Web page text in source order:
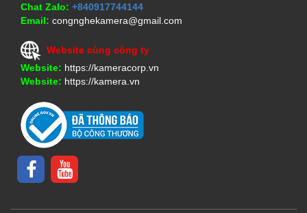
Chat Zalo: +840917744144
Email: congnghekamera@gmail.com
Website cùng công ty
Website: https://kameracorp.vn
Website: https://kamera.vn